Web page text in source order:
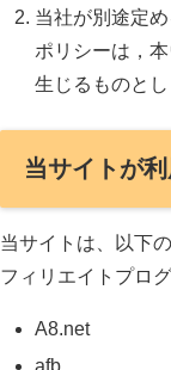
当社が別途定
ポリシーは，
生じるものとし
当サイトが
当サイトは、以下
フィリエイトプロ
A8.net